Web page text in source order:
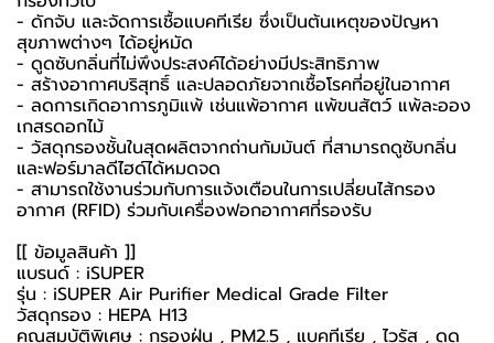
- ดักจับ และจัดการเชื้อแบคทีเรีย ซึ่งเป็นต้นเหตุของปัญหา
สุขภาพต่างๆ ได้อยู่หมัด
- ดูดซับกลิ่นที่ไม่พึงประสงค์ได้อย่างมีประสิทธิภาพ
- สร้างอากาศบริสุทธิ์ และปลอดภัยจากเชื้อโรคที่อยู่ในอากาศ
- ลดการเกิดอาการภูมิแพ้ เช่นแพ้อากาศ แพ้ขนสัตว์ แพ้ละออง
เกสรดอกไม้
- วัสดุกรองชั้นในสุดผลิตจากถ่านกัมมันต์ ที่สามารถดูซับกลิ่น
และฟอร์มาลดีไฮด์ได้หมดจด
- สามารถใช้งานร่วมกับการแจ้งเตือนในการเปลี่ยนไส้กรอง
อากาศ (RFID) ร่วมกับเครื่องฟอกอากาศที่รองรับ
[[ ข้อมูลสินค้า ]]
แบรนด์ : iSUPER
รุ่น : iSUPER Air Purifier Medical Grade Filter
วัสดุกรอง : HEPA H13
คุณสมบัติพิเศษ : กรองฝุ่น , PM2.5 , แบคทีเรีย , ไวรัส , ดูด